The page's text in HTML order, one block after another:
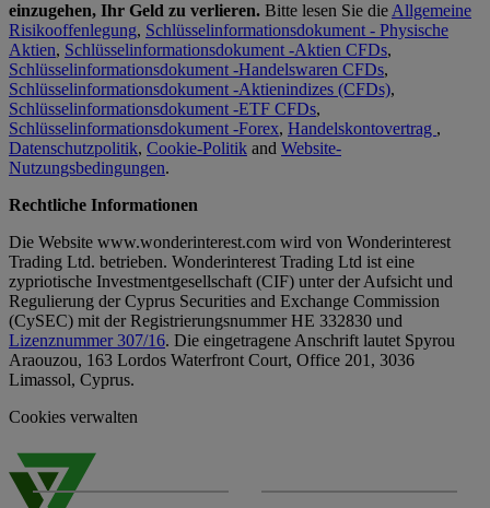
einzugehen, Ihr Geld zu verlieren. Bitte lesen Sie dieAllgemeine
Risikooffenlegung, Schlüsselinformationsdokument - Physische
Aktien, Schlüsselinformationsdokument -Aktien CFDs,
Schlüsselinformationsdokument -Handelswaren CFDs,
Schlüsselinformationsdokument -Aktienindizes (CFDs),
Schlüsselinformationsdokument -ETF CFDs,
Schlüsselinformationsdokument -Forex, Handelskontovertrag ,
Datenschutzpolitik, Cookie-Politik and Website-
Nutzungsbedingungen.
Rechtliche Informationen
Die Website www.wonderinterest.com wird von Wonderinterest
Trading Ltd. betrieben. Wonderinterest Trading Ltd ist eine
zypriotische Investmentgesellschaft (CIF) unter der Aufsicht und
Regulierung der Cyprus Securities and Exchange Commission
(CySEC) mit der Registrierungsnummer HE 332830 und
Lizenznummer 307/16. Die eingetragene Anschrift lautet Spyrou
Araouzou, 163 Lordos Waterfront Court, Office 201, 3036
Limassol, Cyprus.
Cookies verwalten